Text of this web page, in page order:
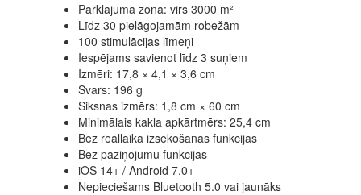
Pārklājuma zona: virs 3000 m²
Līdz 30 pielāgojamām robežām
100 stimulācijas līmeņi
Iespējams savienot līdz 3 suņiem
Izmēri: 17,8 × 4,1 × 3,6 cm
Svars: 196 g
Siksnas izmērs: 1,8 cm × 60 cm
Minimālais kakla apkārtmērs: 25,4 cm
Bez reāllaika izsekošanas funkcijas
Bez paziņojumu funkcijas
iOS 14+ / Android 7.0+
Nepieciešams Bluetooth 5.0 vai jaunāks